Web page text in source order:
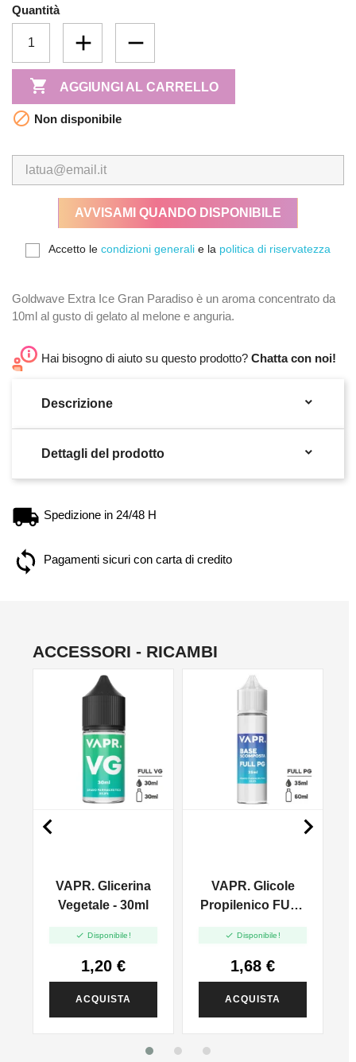
Quantità
 AGGIUNGI AL CARRELLO
 Non disponibile
AVVISAMI QUANDO DISPONIBILE
Accetto le condizioni generali e la politica di riservatezza
Goldwave Extra Ice Gran Paradiso è un aroma concentrato da
10ml al gusto di gelato al melone e anguria.
Hai bisogno di aiuto su questo prodotto? Chatta con noi!
Descrizione 
Dettagli del prodotto 
Spedizione in 24/48 H
Pagamenti sicuri con carta di credito
ACCESSORI - RICAMBI
VAPR. Glicerina
Vegetale - 30ml
 Disponibile!
1,20 €
ACQUISTA
VAPR. Glicole
Propilenico FULL
 Disponibile!
1,68 €
ACQUISTA
 